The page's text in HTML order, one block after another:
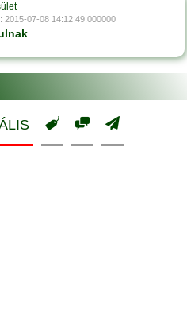
2015-07-08 14:12:49.000000